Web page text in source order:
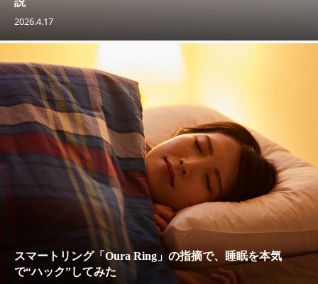
2026.4.17
スマートリング「Oura Ring」の指摘で、睡眠を本気
で“ハック”してみた